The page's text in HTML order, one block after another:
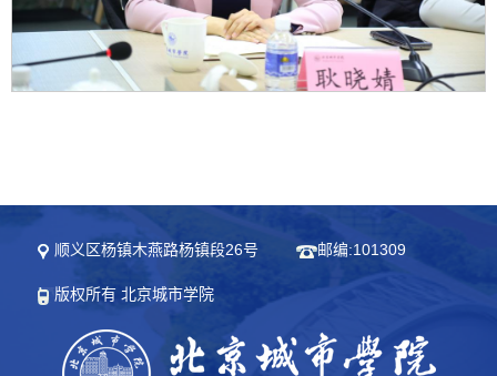
顺义区杨镇木燕路杨镇段26号 邮编:101309
版权所有 北京城市学院